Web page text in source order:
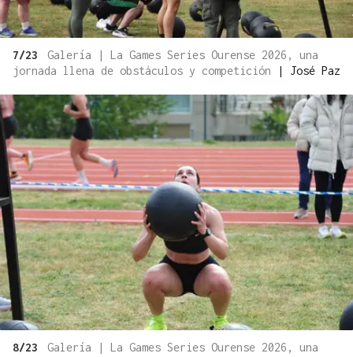
7/23
Galería | La Games Series Ourense 2026, una
jornada llena de obstáculos y competición
José Paz
8/23
Galería | La Games Series Ourense 2026, una